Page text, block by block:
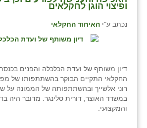
ופיצוי הוגן לחקלאים
נכתב ע"י האיחוד החקלאי
דיון משותף של ועדת הכלכלה והפנים
החקלאי התקיים הבוקר בהשתתפותו של
רוני אלשייך ובהשתתפותה של הממונה על
במשרד האוצר, דורית סלינגר. מדובר היה
והמקצועי.